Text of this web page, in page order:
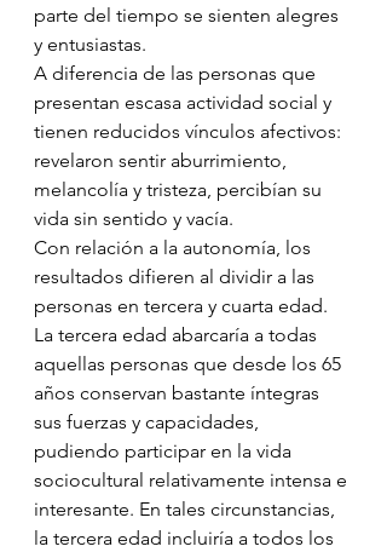
parte del tiempo se sienten alegres
y entusiastas.
A diferencia de las personas que
presentan escasa actividad social y
tienen reducidos vínculos afectivos:
revelaron sentir aburrimiento,
melancolía y tristeza, percibían su
vida sin sentido y vacía.
Con relación a la autonomía, los
resultados difieren al dividir a las
personas en tercera y cuarta edad.
La tercera edad abarcaría a todas
aquellas personas que desde los 65
años conservan bastante íntegras
sus fuerzas y capacidades,
pudiendo participar en la vida
sociocultural relativamente intensa e
interesante. En tales circunstancias,
la tercera edad incluiría a todos los